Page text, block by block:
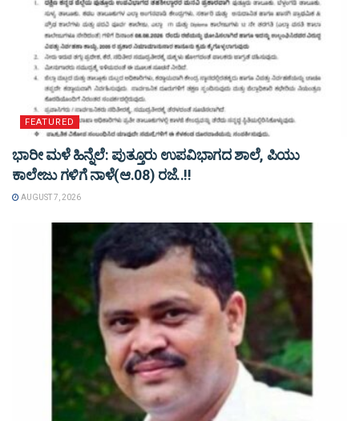
FEATURED
ಭಾರೀ ಮಳೆ ಹಿನ್ನೆಲೆ: ಪುತ್ತೂರು ಉಪವಿಭಾಗದ ಶಾಲೆ, ಪಿಯು
ಕಾಲೇಜು ಗಳಿಗೆ ನಾಳೆ(ಆ.08) ರಜೆ..!!
AUGUST 7, 2026